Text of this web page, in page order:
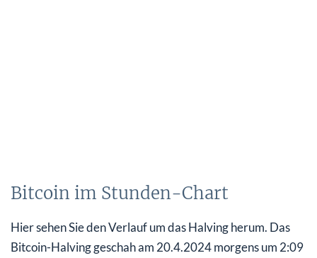
Bitcoin im Stunden-Chart
Hier sehen Sie den Verlauf um das Halving herum. Das
Bitcoin-Halving geschah am 20.4.2024 morgens um 2:09